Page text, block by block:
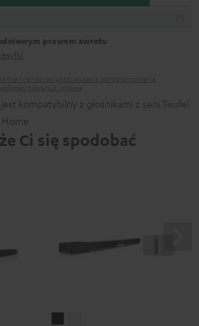
prawem zwrotu
kompatybilny z głośnikami z serii Teufel
Home
Ci się spodobać